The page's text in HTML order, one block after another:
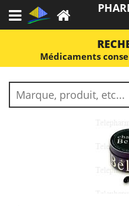
Médicaments